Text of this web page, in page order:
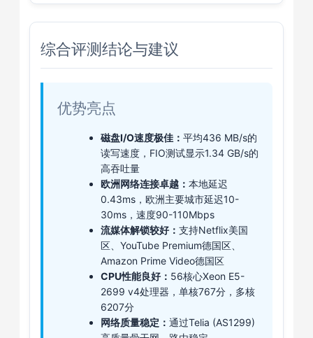
综合评测结论与建议
优势亮点
磁盘I/O速度极佳： 平均436 MB/s的
读写速度，FIO测试显示1.34 GB/s的
高吞吐量
欧洲网络连接卓越： 本地延迟
0.43ms，欧洲主要城市延迟10-
30ms，速度90-110Mbps
流媒体解锁较好： 支持Netflix美国
区、YouTube Premium德国区、
Amazon Prime Video德国区
CPU性能良好： 56核心Xeon E5-
2699 v4处理器，单核767分，多核
6207分
网络质量稳定： 通过Telia (AS1299)